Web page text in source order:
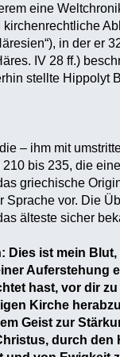
eine
in der er
IV 28 ff.)
stellte Hippolyt
– ihm mit
bis 235, die
griechische
Sprache vor. Die
älteste sicher
ist mein
hast, vor dir
Kirche
Geist zur
durch den